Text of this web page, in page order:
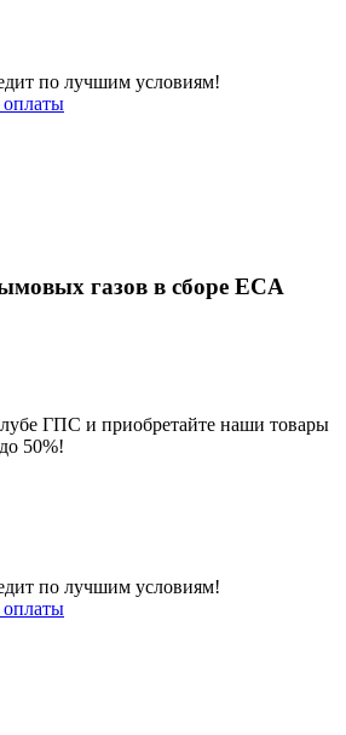
по лучшим условиям!
оплаты
газов в сборе ECA
ГПС и приобретайте наши товары
50%!
по лучшим условиям!
оплаты